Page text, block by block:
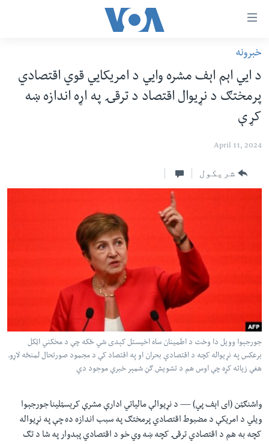
لاس
لینک
وړاندې
مرکزي
جُزیاتو
مرکزي
لټون
واوړئ
د سېمې خبرونه
بلوچستانټاکنې
امریکا
نړۍ
FOLLOW US
ژبې
خبرونه
د ايي اېم اېف مشره وايي د امریکايي قوي اقتصادي
پرمختګ د نړیوال اقتصاد د ترقۍ په اړه اندازه ښه
کړې
April 11, 2024
شریکول
جورجېوا وویل دا وخت د اطمینان ساه اخیستل کېدی شي ځکه چې د مخکني اټکل
برعکس په نړیواله کچه د اقتصادي بحران او په اقتصاد کې د مجمود صورتحال لمنځه لاړو.
هغې زیاته کړه چې اوس هم د تشویش ګڼ شمېر خبرې موجود دي
واشنګټن (ای اېف پي) — د نړیوالې مالیاتي ادارې مشرې کرېسټلینا جورجېوا
ویلي د امریکې د مضبوط اقتصادي پرمختګ په سبب اندازه ده چې په نړیواله
کچه به هم د اقتصادي ترقۍ کچه ښه وي خو د اقتصادي پېدوار په شا د تګ